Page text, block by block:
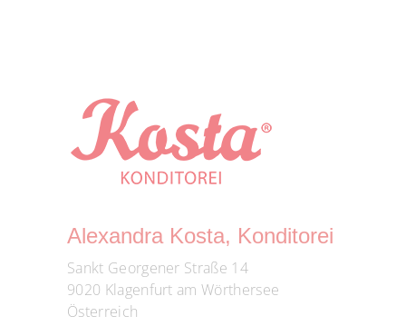
Alexandra Kosta, Konditorei
Sankt Georgener Straße 14
9020 Klagenfurt am Wörthersee
Österreich